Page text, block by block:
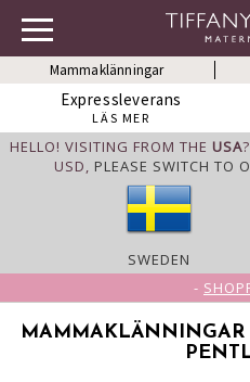
Mammaklänningar
Expressleverans
LÄS MER
HELLO! VISITING FROM THE USA
USD, PLEASE SWITCH TO
SWEDEN
-
MAMMAKLÄNNINGAR